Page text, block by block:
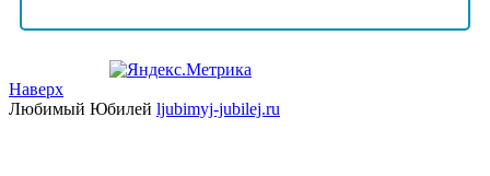
Наверх
Любимый Юбилей ljubimyj-jubilej.ru